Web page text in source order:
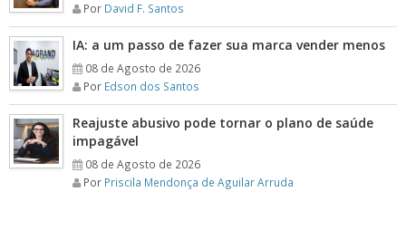
Por David F. Santos
IA: a um passo de fazer sua marca vender menos
08 de Agosto de 2026
Por Edson dos Santos
Reajuste abusivo pode tornar o plano de saúde
impagável
08 de Agosto de 2026
Por Priscila Mendonça de Aguilar Arruda